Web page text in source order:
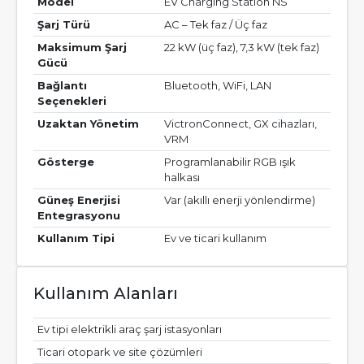
Şarj Türü
AC – Tek faz / Üç faz
Maksimum Şarj
Gücü
22 kW (üç faz), 7,3 kW (tek faz)
Bağlantı
Seçenekleri
Bluetooth, WiFi, LAN
Uzaktan Yönetim
VictronConnect, GX cihazları,
VRM
Gösterge
Programlanabilir RGB ışık
halkası
Güneş Enerjisi
Entegrasyonu
Var (akıllı enerji yönlendirme)
Kullanım Tipi Ev ve ticari kullanım
Kullanım Alanları
Ev tipi elektrikli araç şarj istasyonları
Ticari otopark ve site çözümleri